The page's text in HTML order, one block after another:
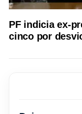
PF indicia ex-
cinco por